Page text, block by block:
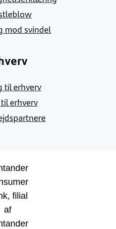
mod svindel
til erhverv
erhverv
filial
af